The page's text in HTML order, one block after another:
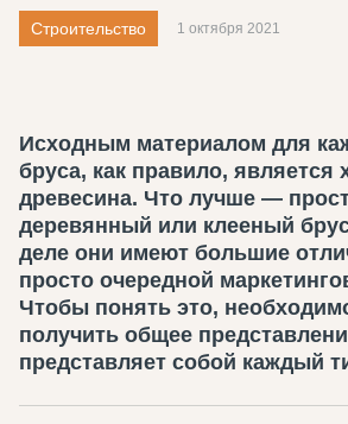
Строительство 1 октября 2021
Исходным материалом для
бруса, как правило, является
древесина. Что лучше —
деревянный или клееный
деле они имеют большие
просто очередной
Чтобы понять это,
получить общее
представляет собой каждый